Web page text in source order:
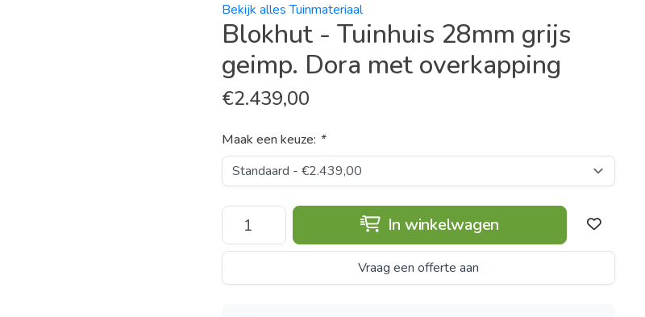
Bekijk alles Tuinmateriaal
Blokhut - Tuinhuis 28mm grijs
geimp. Dora met overkapping
€2.439,00
Maak een keuze: *
In winkelwagen
Vraag een offerte aan